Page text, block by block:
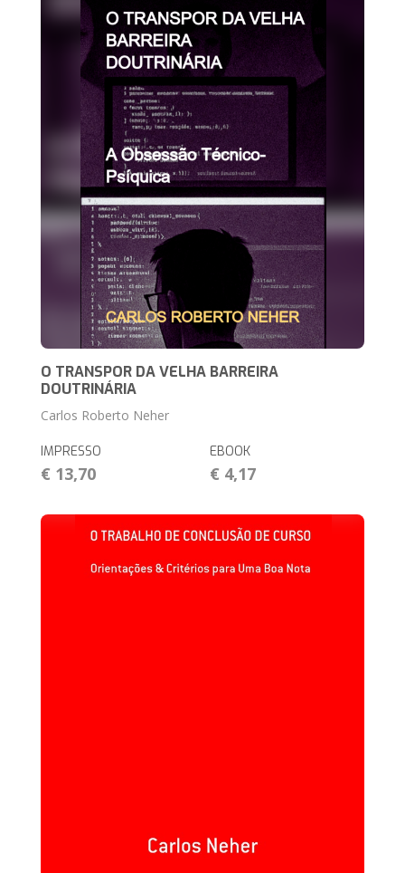
O TRANSPOR DA VELHA BARREIRA
DOUTRINÁRIA
Carlos Roberto Neher
IMPRESSO
€ 13,70
EBOOK
€ 4,17